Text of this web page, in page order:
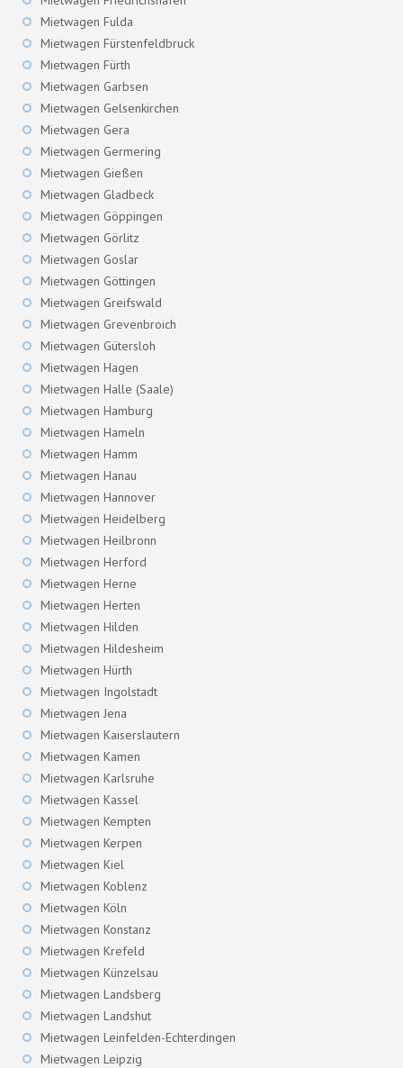
Mietwagen Fulda
Mietwagen Fürstenfeldbruck
Mietwagen Fürth
Mietwagen Garbsen
Mietwagen Gelsenkirchen
Mietwagen Gera
Mietwagen Germering
Mietwagen Gießen
Mietwagen Gladbeck
Mietwagen Göppingen
Mietwagen Görlitz
Mietwagen Goslar
Mietwagen Göttingen
Mietwagen Greifswald
Mietwagen Grevenbroich
Mietwagen Gütersloh
Mietwagen Hagen
Mietwagen Halle (Saale)
Mietwagen Hamburg
Mietwagen Hameln
Mietwagen Hamm
Mietwagen Hanau
Mietwagen Hannover
Mietwagen Heidelberg
Mietwagen Heilbronn
Mietwagen Herford
Mietwagen Herne
Mietwagen Herten
Mietwagen Hilden
Mietwagen Hildesheim
Mietwagen Hürth
Mietwagen Ingolstadt
Mietwagen Jena
Mietwagen Kaiserslautern
Mietwagen Kamen
Mietwagen Karlsruhe
Mietwagen Kassel
Mietwagen Kempten
Mietwagen Kerpen
Mietwagen Kiel
Mietwagen Koblenz
Mietwagen Köln
Mietwagen Konstanz
Mietwagen Krefeld
Mietwagen Künzelsau
Mietwagen Landsberg
Mietwagen Landshut
Mietwagen Leinfelden-Echterdingen
Mietwagen Leipzig